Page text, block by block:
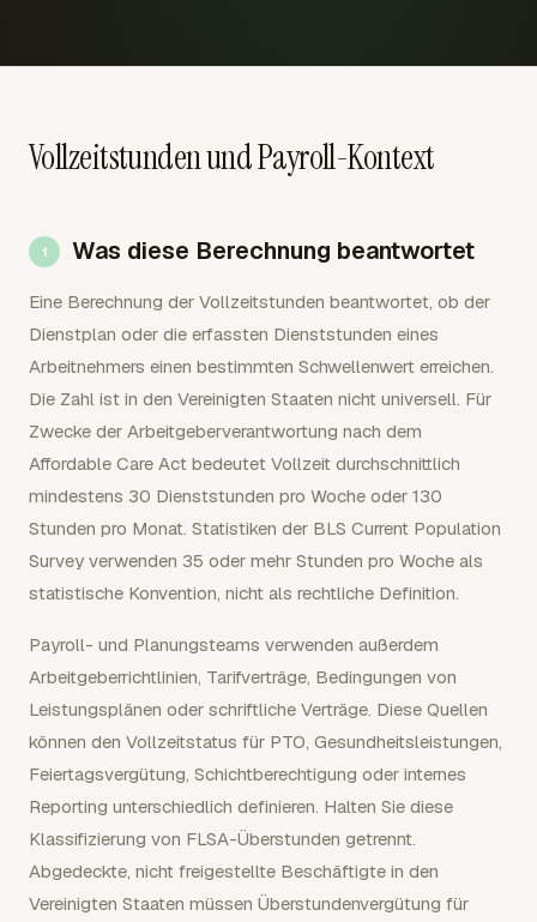
Vollzeitstunden und Payroll-Kontext
Was diese Berechnung beantwortet
Eine Berechnung der Vollzeitstunden beantwortet, ob der
Dienstplan oder die erfassten Dienststunden eines
Arbeitnehmers einen bestimmten Schwellenwert erreichen.
Die Zahl ist in den Vereinigten Staaten nicht universell. Für
Zwecke der Arbeitgeberverantwortung nach dem
Affordable Care Act bedeutet Vollzeit durchschnittlich
mindestens 30 Dienststunden pro Woche oder 130
Stunden pro Monat. Statistiken der BLS Current Population
Survey verwenden 35 oder mehr Stunden pro Woche als
statistische Konvention, nicht als rechtliche Definition.
Payroll- und Planungsteams verwenden außerdem
Arbeitgeberrichtlinien, Tarifverträge, Bedingungen von
Leistungsplänen oder schriftliche Verträge. Diese Quellen
können den Vollzeitstatus für PTO, Gesundheitsleistungen,
Feiertagsvergütung, Schichtberechtigung oder internes
Reporting unterschiedlich definieren. Halten Sie diese
Klassifizierung von FLSA-Überstunden getrennt.
Abgedeckte, nicht freigestellte Beschäftigte in den
Vereinigten Staaten müssen Überstundenvergütung für